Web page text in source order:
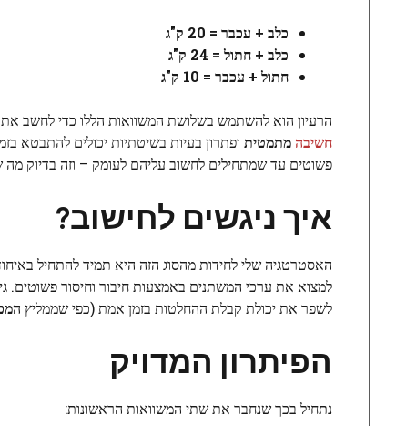
כלב + עכבר = 20 ק"ג
כלב + חתול = 24 ק"ג
חתול + עכבר = 10 ק"ג
הרעיון הוא להשתמש בשלושת המשוואות הללו כדי לחשב
חשיבהמתמטית ופתרון בעיות בשיטתיות יכולים להתבטא
פשוטים עד שמתחילים לחשוב עליהם לעומק – וזה בדיוק
איך ניגשים לחישוב?
האסטרטגיה שלי לחידות מהסוג הזה היא תמיד להתחיל
למצוא את ערכי המשתנים באמצעות חיבור וחיסור פשוטים.
לשפר את יכולת קבלת ההחלטות בזמן אמת (כפי שממליץ
הפיתרון המדויק
נתחיל בכך שנחבר את שתי המשוואות הראשונות: